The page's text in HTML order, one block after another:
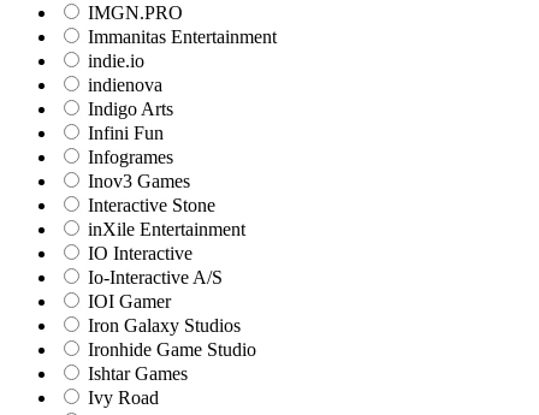
IMGN.PRO
Immanitas Entertainment
indie.io
indienova
Indigo Arts
Infini Fun
Infogrames
Inov3 Games
Interactive Stone
inXile Entertainment
IO Interactive
Io-Interactive A/S
IOI Gamer
Iron Galaxy Studios
Ironhide Game Studio
Ishtar Games
Ivy Road